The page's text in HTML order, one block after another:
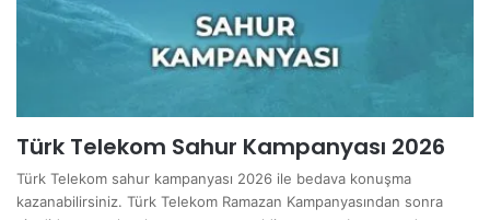
Türk Telekom Sahur Kampanyası 2026
Türk Telekom sahur kampanyası 2026 ile bedava konuşma
kazanabilirsiniz. Türk Telekom Ramazan Kampanyasından sonra